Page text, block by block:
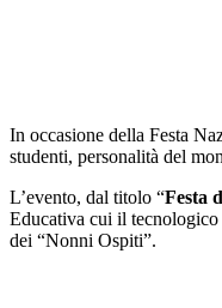
In occasione della Festa
studenti, personalità del
L’evento, dal titolo “Festa
Educativa cui il tecnologico
dei “Nonni Ospiti”.